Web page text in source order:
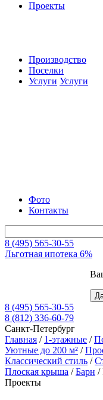
Проекты
Производство
Поселки
Услуги Услуги
Фото
Контакты
8 (495) 565-30-55
Льготная ипотека 6%
8 (495) 565-30-55
8 (812) 336-60-79
Санкт-Петербург
Главная / 1-этажные /
Уютные до 200 м² /
Классический стиль /
Плоская крыша /Барн /
Проекты